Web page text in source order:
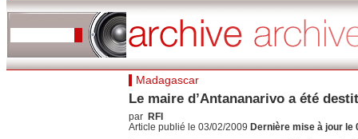
Madagascar
Le maire d’Antananarivo a été
par RFI
Article publié le 03/02/2009 Dernière mise à jour le